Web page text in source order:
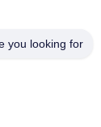
هاتف:
you looking for?